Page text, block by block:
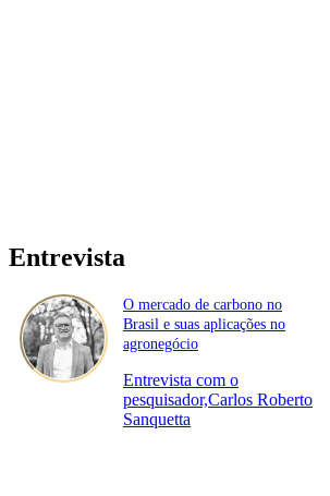
Entrevista
O mercado de carbono no
Brasil e suas aplicações no
agronegócio
Entrevista com o
pesquisador,Carlos Roberto
Sanquetta